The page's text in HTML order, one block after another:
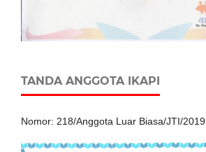
TANDA ANGGOTA IKAPI
Nomor: 218/Anggota Luar Biasa/JTI/2019